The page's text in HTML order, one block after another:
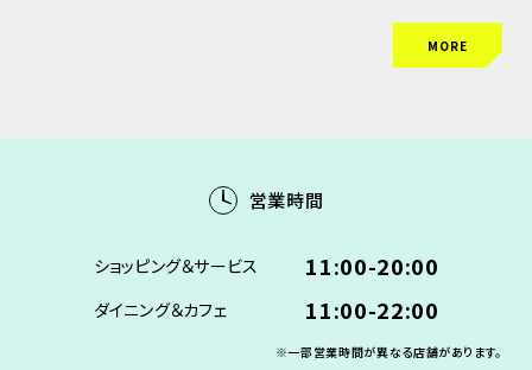
MORE
営業時間
ショッピング＆サービス 11:00-20:00
ダイニング＆カフェ 11:00-22:00
※一部営業時間が異なる店舗があります。